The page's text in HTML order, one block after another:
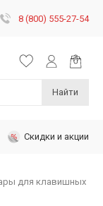
8 (800) 555-27-54
Найти
Скидки и акции
для клавишных